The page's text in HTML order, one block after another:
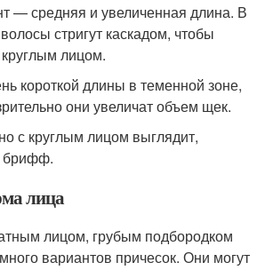
— средняя и увеличенная длина. В
стригут каскадом, чтобы
круглым лицом.
короткой длины в теменной зоне,
они увеличат объем щек.
с круглым лицом выглядит,
брифф.
лица
лицом, грубым подбородком
вариантов причесок. Они могут